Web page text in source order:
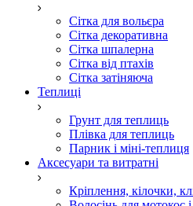
Сітка для вольєра
Сітка декоративна
Сітка шпалерна
Сітка від птахів
Сітка затіняюча
Теплиці
Грунт для теплиць
Плівка для теплиць
Парник і міні-теплиця
Аксесуари та витратні
Кріплення, кілочки,